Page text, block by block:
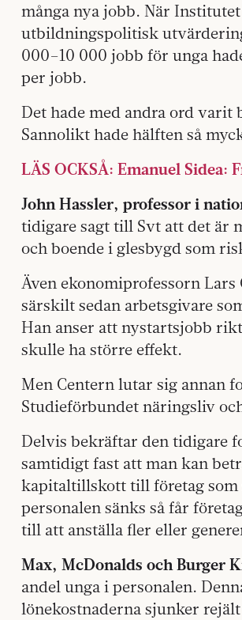
många nya jobb. När
utbildningspolitisk
000–10 000 jobb för unga
per jobb.
Det hade med andra ord
Sannolikt hade hälften så
LÄS OCKSÅ: Emanuel
John Hassler, professor i
tidigare sagt till Svt att det är
och boende i glesbygd som
Även ekonomiprofessorn
särskilt sedan arbetsgivare
Han anser att nystartsjobb
skulle ha större effekt.
Men Centern lutar sig annan
Studieförbundet näringsliv
Delvis bekräftar den tidigare
samtidigt fast att man kan
kapitaltillskott till företag som
personalen sänks så får
till att anställa fler eller
Max, McDonalds och Burger
andel unga i personalen.
lönekostnaderna sjunker